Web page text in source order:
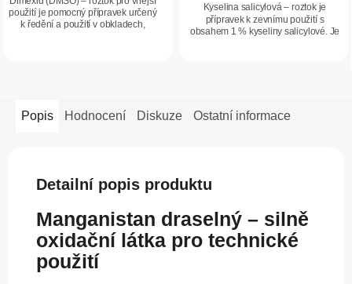
použití je pomocný přípravek určený
k ředění a použití v obkladech,
Kyselina salicylová – roztok je
přípravek k zevnímu použití s
obsahem 1 % kyseliny salicylové. Je
Popis Hodnocení Diskuze Ostatní informace
Detailní popis produktu
Manganistan draselný – silně
oxidační látka pro technické
použití